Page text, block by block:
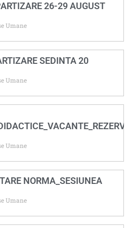
26-29 AUGUST
Umane
SEDINTA 20
Umane
Umane
NORMA_SESIUNEA
Umane